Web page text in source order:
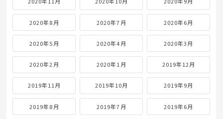
2020年8月 2020年7月 2020年6月
2020年5月 2020年4月 2020年3月
2020年2月 2020年1月 2019年12月
2019年11月 2019年10月 2019年9月
2019年8月 2019年7月 2019年6月